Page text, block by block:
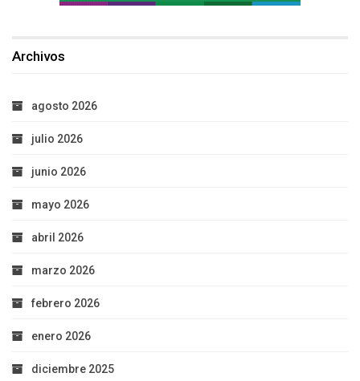
Archivos
agosto 2026
julio 2026
junio 2026
mayo 2026
abril 2026
marzo 2026
febrero 2026
enero 2026
diciembre 2025